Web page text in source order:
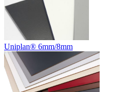
Uniplan® 6mm/8mm